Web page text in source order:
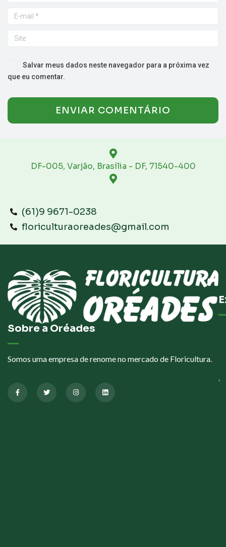
Salvar meus dados neste navegador para a próxima vez
que eu comentar.
DF-005, Varjão, Brasília - DF, 71540-400
(61)9 9671-0238
floriculturaoreades@gmail.com
Sobre a Oréades
Somos uma empresa de renome no mercado de Floricultura.